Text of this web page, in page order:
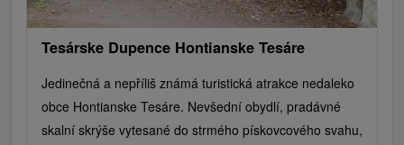
Tesárske Dupence Hontianske Tesáre
Jedinečná a nepříliš známá turistická atrakce nedaleko
obce Hontianske Tesáre. Nevšední obydlí, pradávné
skalní skrýše vytesané do strmého pískovcového svahu,